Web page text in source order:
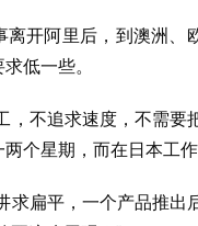
离开阿里后，到澳洲
低一些。
，不追求速度，不需要
个星期，而在日本工
求扁平，一个产品推